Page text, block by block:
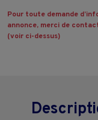
Pour toute demande
annonce, merci de
(voir ci-dessus)